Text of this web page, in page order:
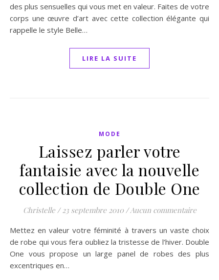
des plus sensuelles qui vous met en valeur. Faites de votre
corps une œuvre d’art avec cette collection élégante qui
rappelle le style Belle…
LIRE LA SUITE
MODE
Laissez parler votre
fantaisie avec la nouvelle
collection de Double One
Christelle / 23 septembre 2010 /Aucun commentaire
Mettez en valeur votre féminité à travers un vaste choix
de robe qui vous fera oubliez la tristesse de l’hiver. Double
One vous propose un large panel de robes des plus
excentriques en…